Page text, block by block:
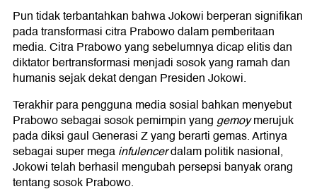
Pun tidak terbantahkan bahwa Jokowi berperan signifikan
pada transformasi citra Prabowo dalam pemberitaan
media. Citra Prabowo yang sebelumnya dicap elitis dan
diktator bertransformasi menjadi sosok yang ramah dan
humanis sejak dekat dengan Presiden Jokowi.
Terakhir para pengguna media sosial bahkan menyebut
Prabowo sebagai sosok pemimpin yanggemoymerujuk
pada diksi gaul Generasi Z yang berarti gemas. Artinya
sebagai super megainfulencerdalam politik nasional,
Jokowi telah berhasil mengubah persepsi banyak orang
tentang sosok Prabowo.